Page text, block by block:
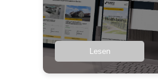
Lesen